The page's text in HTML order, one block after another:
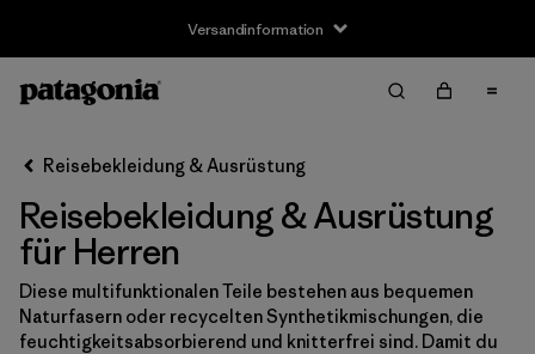
Versandinformation
Filter by
Größe
XS (28)
S (30)
M (30)
Reisebekleidung & Ausrüstung
Reisebekleidung & Ausrüstung
für Herren
Diese multifunktionalen Teile bestehen aus bequemen
Naturfasern oder recycelten Synthetikmischungen, die
feuchtigkeitsabsorbierend und knitterfrei sind. Damit du